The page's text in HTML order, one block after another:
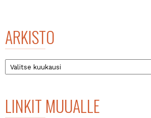
ARKISTO
Arkisto
LINKIT MUUALLE